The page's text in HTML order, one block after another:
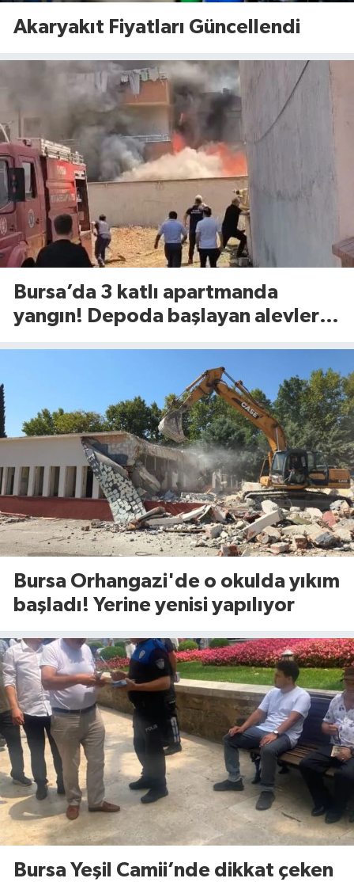
Akaryakıt Fiyatları Güncellendi
Bursa’da 3 katlı apartmanda
yangın! Depoda başlayan alevler
Bursa Orhangazi'de o okulda yıkım
başladı! Yerine yenisi yapılıyor
Bursa Yeşil Camii’nde dikkat çeken